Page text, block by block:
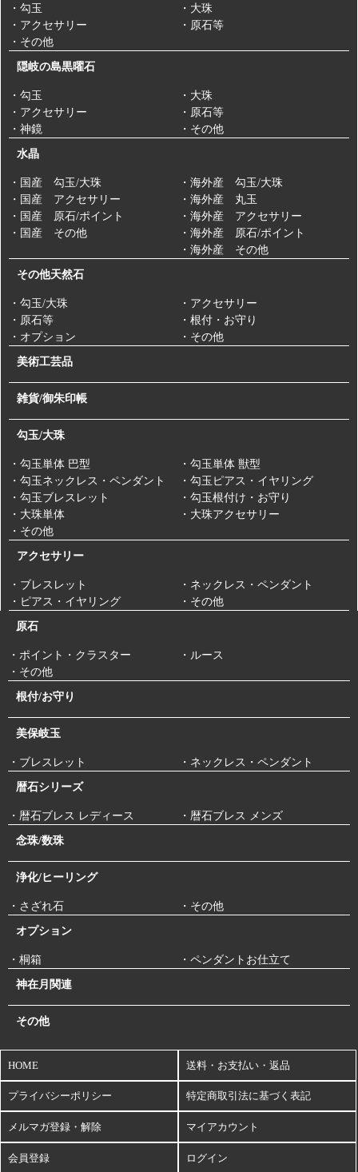
・勾玉
・大珠
・アクセサリー
・原石等
・その他
隠岐の島黒曜石
・勾玉
・大珠
・アクセサリー
・原石等
・神鏡
・その他
水晶
・国産 勾玉/大珠
・海外産 勾玉/大珠
・国産 アクセサリー
・海外産 丸玉
・国産 原石/ポイント
・海外産 アクセサリー
・国産 その他
・海外産 原石/ポイント
・海外産 その他
その他天然石
・勾玉/大珠
・アクセサリー
・原石等
・根付・お守り
・オプション
・その他
美術工芸品
雑貨/御朱印帳
勾玉/大珠
・勾玉単体 巴型
・勾玉単体 獣型
・勾玉ネックレス・ペンダント
・勾玉ピアス・イヤリング
・勾玉ブレスレット
・勾玉根付け・お守り
・大珠単体
・大珠アクセサリー
・その他
アクセサリー
・ブレスレット
・ネックレス・ペンダント
・ピアス・イヤリング
・その他
原石
・ポイント・クラスター
・ルース
・その他
根付/お守り
美保岐玉
・ブレスレット ・ネックレス・ペンダント
暦石シリーズ
・暦石ブレス レディース ・暦石ブレス メンズ
念珠/数珠
浄化/ヒーリング
・さざれ石 ・その他
オプション
・桐箱 ・ペンダントお仕立て
神在月関連
その他
HOME 送料・お支払い・返品
プライバシーポリシー 特定商取引法に基づく表記
メルマガ登録・解除 マイアカウント
会員登録 ログイン